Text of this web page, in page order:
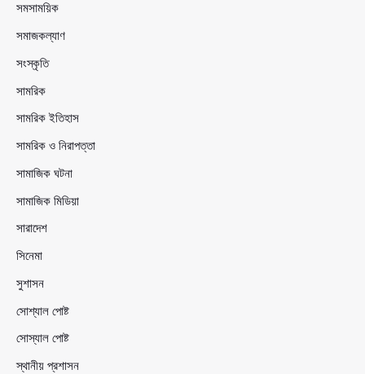
সমসাময়িক
সমাজকল্যাণ
সংস্কৃতি
সামরিক
সামরিক ইতিহাস
সামরিক ও নিরাপত্তা
সামাজিক ঘটনা
সামাজিক মিডিয়া
সারাদেশ
সিনেমা
সুশাসন
সোশ্যাল পোষ্ট
সোস্যাল পোষ্ট
স্থানীয় প্রশাসন